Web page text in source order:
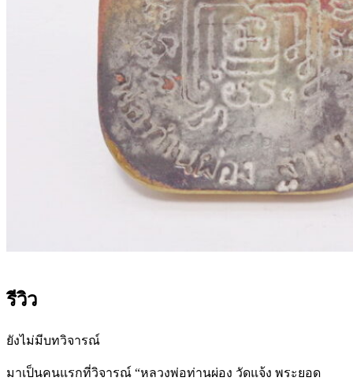
รีวิว
ยังไม่มีบทวิจารณ์
มาเป็นคนแรกที่วิจารณ์ “หลวงพ่อท่านผ่อง วัดแจ้ง พระยอด